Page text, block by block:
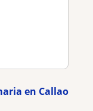
en Callao